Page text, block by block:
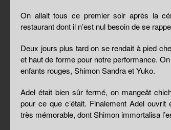
On allait tous ce premier soir après la
restaurant dont il n’est nul besoin de se
Deux jours plus tard on se rendait à pied
et haut de forme pour notre performance.
enfants rouges, Shimon Sandra et Yuko.
Adel était bien sûr fermé, on mangeât
pour ce que c’était. Finalement Adel
très mémorable, dont Shimon immortalisa